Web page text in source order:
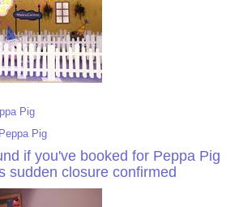
Pig
Peppa Pig
if you've booked for Peppa Pig
sudden closure confirmed